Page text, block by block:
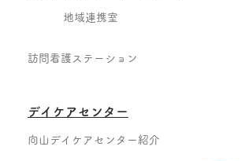
地域連携室
訪問看護ステーション
デイケアセンター
向山デイケアセンター紹介